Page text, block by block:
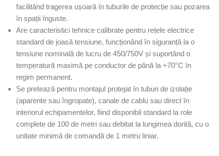
facilitând tragerea ușoară în tuburile de protecție sau pozarea
în spații înguste.
Are caracteristici tehnice calibrate pentru rețele electrice
standard de joasă tensiune, funcționând în siguranță la o
tensiune nominală de lucru de 450/750V și suportând o
temperatură maximă pe conductor de până la +70°C în
regim permanent.
Se pretează pentru montajul protejat în tuburi de izolație
(aparente sau îngropate), canale de cablu sau direct în
interiorul echipamentelor, fiind disponibil standard la role
complete de 100 de metri sau debitat la lungimea dorită, cu o
unitate minimă de comandă de 1 metru liniar.